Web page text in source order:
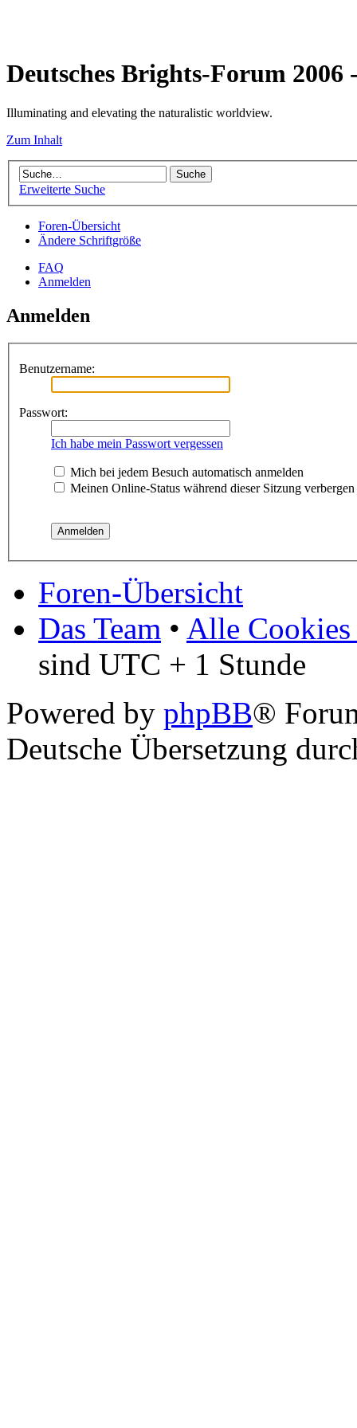
Deutsches Brights-Forum
Illuminating and elevating the naturalistic worldview.
Zum Inhalt
Erweiterte Suche
Foren-Übersicht
Ändere Schriftgröße
FAQ
Anmelden
Anmelden
Benutzername:
Passwort:
Ich habe mein Passwort vergessen
Mich bei jedem Besuch automatisch anmelden
Meinen Online-Status während dieser Sitzung verbergen
Foren-Übersicht
Das Team • Alle Cookies
sind UTC + 1 Stunde
Powered by phpBB®
Deutsche Übersetzung